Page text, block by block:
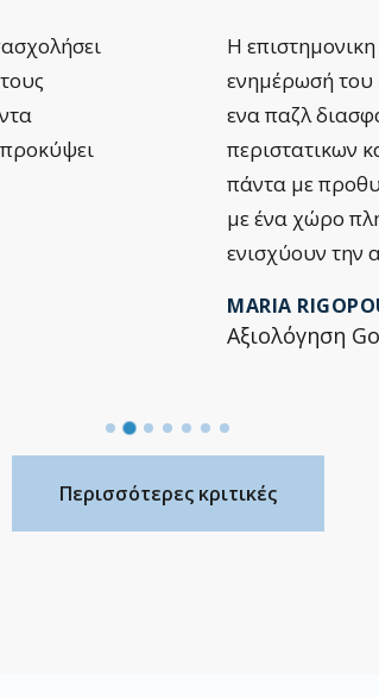
Η
ενημέρωσή του
ενα παζλ
περιστατικων
πάντα με
με ένα χώρο
ενισχύουν την
MARIA
Αξιολόγηση
Περισσότερες κριτικές